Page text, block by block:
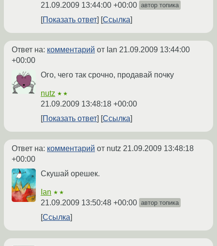
21.09.2009 13:44:00 +00:00 автор топика
Показать ответ Ссылка
Ответ на: комментарий от Ian 21.09.2009 13:44:00
+00:00
Ого, чего так срочно, продавай почку
nutz ★★
21.09.2009 13:48:18 +00:00
Показать ответ
Ссылка
Ответ на: комментарий от nutz 21.09.2009 13:48:18
+00:00
Скушай орешек.
Ian ★★
21.09.2009 13:50:48 +00:00 автор топика
Ссылка